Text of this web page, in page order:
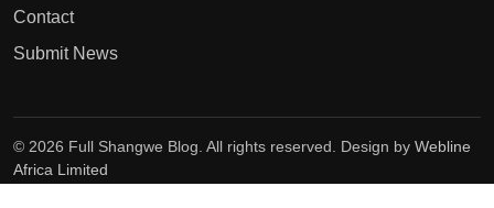
Contact
Submit News
© 2026 Full Shangwe Blog. All rights reserved. Design by Webline
Africa Limited